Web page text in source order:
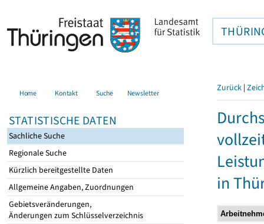
Home Kontakt Suche Newsletter
STATISTISCHE DATEN
Sachliche Suche
Regionale Suche
Kürzlich bereitgestellte Daten
Allgemeine Angaben, Zuordnungen
Gebietsveränderungen,
Änderungen zum Schlüsselverzeichnis
Zurück |
in